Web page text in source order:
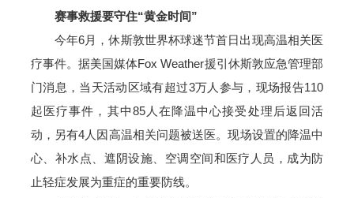
赛事救援要守住“黄金时间”
今年6月，休斯敦世界杯球迷节首日出现高温相关医
疗事件。据美国媒体Fox Weather援引休斯敦应急管理部
门消息，当天活动区域有超过3万人参与，现场报告110
起医疗事件，其中85人在降温中心接受处理后返回活
动，另有4人因高温相关问题被送医。现场设置的降温中
心、补水点、遮阴设施、空调空间和医疗人员，成为防
止轻症发展为重症的重要防线。